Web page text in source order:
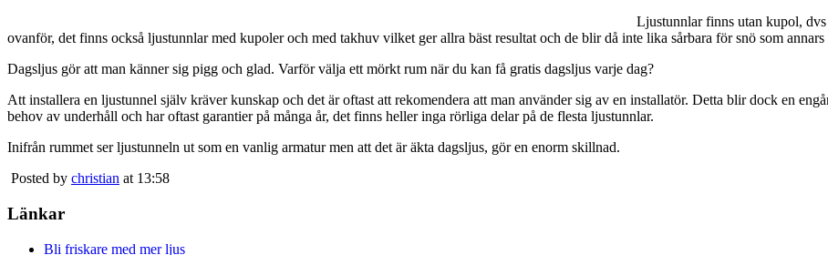
Ljustunnlar finns utan kupol, dvs
ovanför, det finns också ljustunnlar med kupoler och med takhuv vilket ger allra bäst resultat och de blir då inte lika sårbara för snö som
Dagsljus gör att man känner sig pigg och glad. Varför välja ett mörkt rum när du kan få gratis dagsljus varje dag?
Att installera en ljustunnel själv kräver kunskap och det är oftast att rekomendera att man använder sig av en installatör. Detta blir dock en
behov av underhåll och har oftast garantier på många år, det finns heller inga rörliga delar på de flesta ljustunnlar.
Inifrån rummet ser ljustunneln ut som en vanlig armatur men att det är äkta dagsljus, gör en enorm skillnad.
Posted by christian at 13:58
Länkar
Bli friskare med mer ljus